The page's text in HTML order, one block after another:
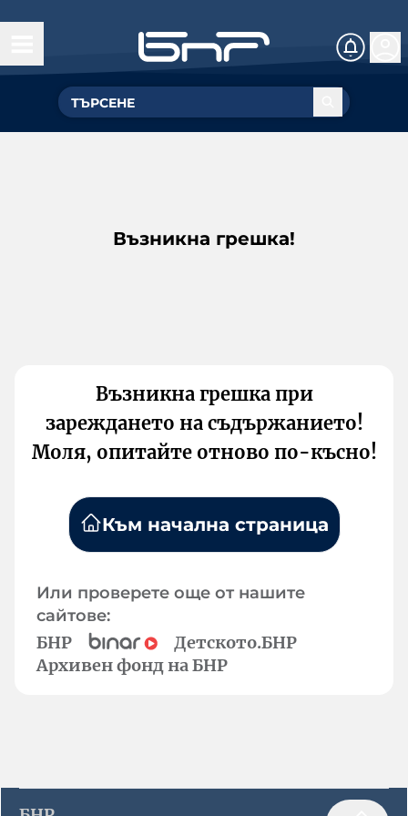
Възникна грешка!
Възникна грешка при
зареждането на съдържанието!
Моля, опитайте отново по-късно!
Към начална страница
Или проверете още от нашите
сайтове:
БНР
Детското.БНР
Архивен фонд на БНР